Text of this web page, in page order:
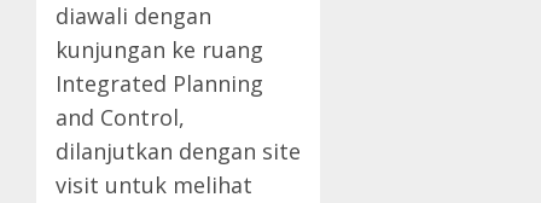
diawali dengan
kunjungan ke ruang
Integrated Planning
and Control,
dilanjutkan dengan site
visit untuk melihat